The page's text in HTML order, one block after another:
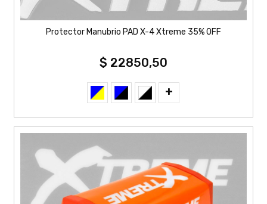
Protector Manubrio PAD X-4 Xtreme 35% OFF
$ 22850,50
+